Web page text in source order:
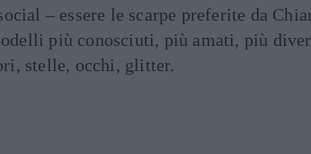
– essere le scarpe preferite da
più conosciuti, più amati, più
stelle, occhi, glitter.